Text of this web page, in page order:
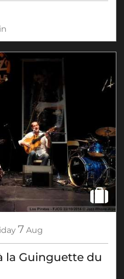
7 Aug
la Guinguette du